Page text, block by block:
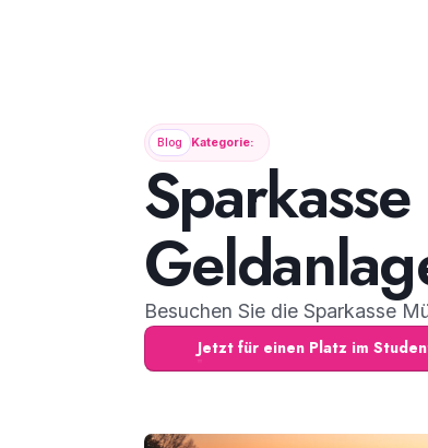
Blog Kategorie:
Besuchen Sie die Sparkasse
Jetzt für einen Platz im